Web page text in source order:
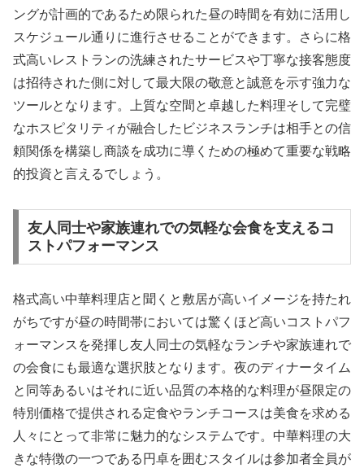
ングが計画的であるため限られた昼の時間を有効に活用し
スケジュール通りに進行させることができます。さらに格
式高いレストランの洗練されたサービスや丁寧な接客態度
は招待された側に対して最大限の敬意と誠意を示す強力な
ツールとなります。上質な空間と卓越した料理そして完璧
なホスピタリティが融合したビジネスランチは相手との信
頼関係を構築し商談を成功に導くための極めて重要な戦略
的投資と言えるでしょう。
友人同士や家族連れでの気軽な会食を支えるコ
ストパフォーマンス
格式高い中華料理店と聞くと敷居が高いイメージを持たれ
がちですが昼の時間帯においては驚くほど高いコストパフ
ォーマンスを発揮し友人同士の気軽なランチや家族連れで
の会食にも最適な選択肢となります。夜のディナータイム
と同等あるいはそれに近い品質の本格的な料理が昼限定の
特別価格で提供される定食やランチコースは美食を求める
人々にとって非常に魅力的なシステムです。中華料理の大
きな特徴の一つである円卓を囲むスタイルは参加者全員が